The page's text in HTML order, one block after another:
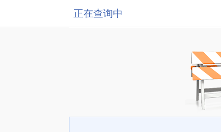
正在查询中